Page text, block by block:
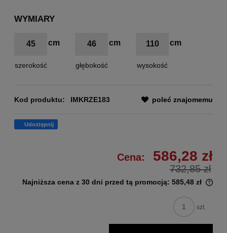
WYMIARY
45
szerokość
46
głębokość
110
wysokość
Kod produktu: IMKRZE183 poleć znajomemu
Udostępnij
Cena: 586,28 zł
732,85 zł
Najniższa cena z 30 dni przed tą promocją: 585,48 zł
szt.